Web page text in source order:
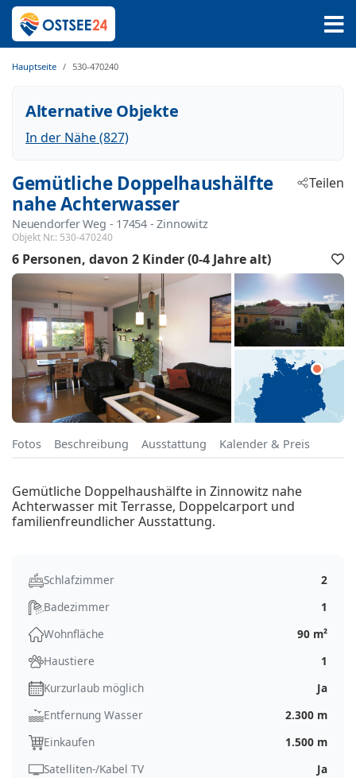
Hauptseite 530-470240
Alternative Objekte
In der Nähe (827)
Gemütliche Doppelhaushälfte
nahe Achterwasser
Neuendorfer Weg - 17454 - Zinnowitz
Objekt Nr.: 530-470240
Teilen
6 Personen davon 2 Kinder (0-4 Jahre alt)
Fotos Beschreibung Ausstattung Kalender & Preis
Gemütliche Doppelhaushälfte in Zinnowitz nahe
Achterwasser mit Terrasse, Doppelcarport und
familienfreundlicher Ausstattung.
Schlafzimmer
2
Badezimmer
1
Wohnfläche
90 m²
Haustiere
1
Kurzurlaub möglich
Ja
Entfernung Wasser
2.300 m
Einkaufen
1.500 m
Satelliten-/Kabel TV
Ja